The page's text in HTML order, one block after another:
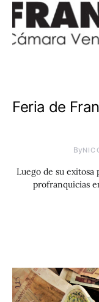
Feria de
By
Luego de su
profranquicias